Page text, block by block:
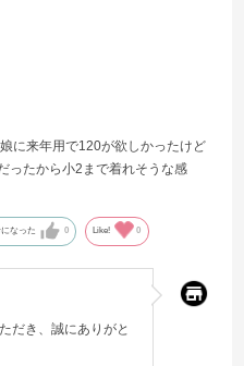
に来年用で120が欲しかったけど
ったから小2まで着れそうな感
なった 0 Like! 0
だき、誠にありがと